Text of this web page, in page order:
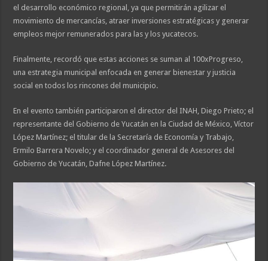
el desarrollo económico regional, ya que permitirán agilizar el
movimiento de mercancías, atraer inversiones estratégicas y generar
empleos mejor remunerados para las y los yucatecos.
Finalmente, recordó que estas acciones se suman al 100xProgreso,
una estrategia municipal enfocada en generar bienestar y justicia
social en todos los rincones del municipio.
En el evento también participaron el director del INAH, Diego Prieto; el
representante del Gobierno de Yucatán en la Ciudad de México, Víctor
López Martínez; el titular de la Secretaría de Economía y Trabajo,
Ermilo Barrera Novelo; y el coordinador general de Asesores del
Gobierno de Yucatán, Dafne López Martínez.